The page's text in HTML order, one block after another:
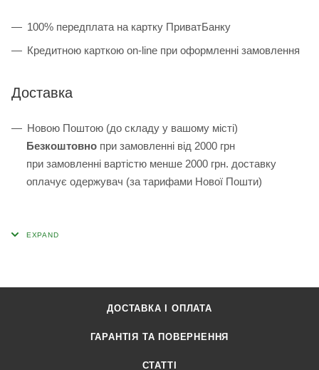
100% передплата на картку ПриватБанку
Кредитною карткою on-line при оформленні замовлення
Доставка
Новою Поштою (до складу у вашому місті)
Безкоштовно при замовленні від 2000 грн
при замовленні вартістю менше 2000 грн. доставку
оплачує одержувач (за тарифами Нової Пошти)
ДОСТАВКА І ОПЛАТА
ГАРАНТІЯ ТА ПОВЕРНЕННЯ
СТАТТІ